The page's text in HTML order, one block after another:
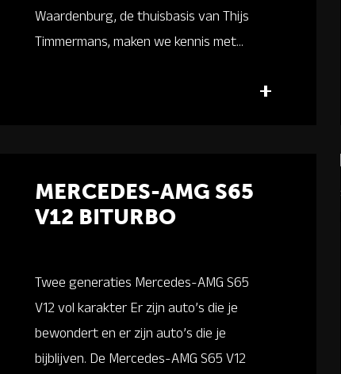
Waardenburg, de thuisbasis van Thijs
Timmermans, maken we kennis met...
MERCEDES-AMG S65
V12 BITURBO
Twee generaties Mercedes-AMG S65
V12 vol karakter Er zijn auto’s die je
bewondert en er zijn auto’s die je
bijblijven. De Mercedes-AMG S65 V12